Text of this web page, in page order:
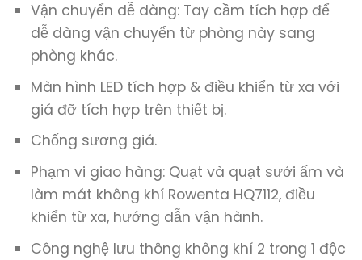
Vận chuyển dễ dàng: Tay cầm tích hợp để
dễ dàng vận chuyển từ phòng này sang
phòng khác.
Màn hình LED tích hợp & điều khiển từ xa với
giá đỡ tích hợp trên thiết bị.
Chống sương giá.
Phạm vi giao hàng: Quạt và quạt sưởi ấm và
làm mát không khí Rowenta HQ7112, điều
khiển từ xa, hướng dẫn vận hành.
Công nghệ lưu thông không khí 2 trong 1 độc